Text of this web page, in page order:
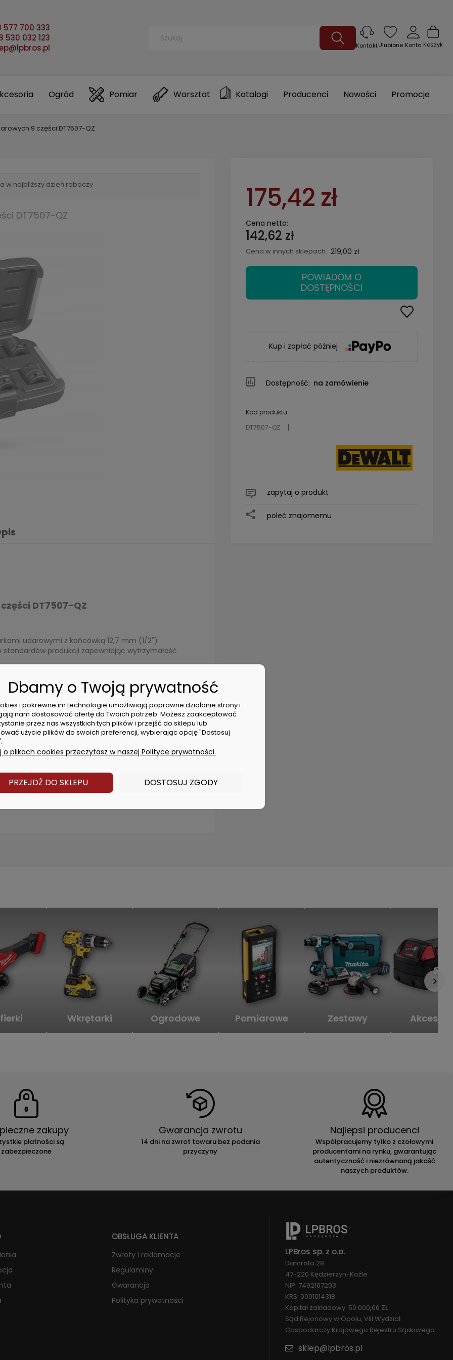
577 700 333
530 032 123
Koszyk
Konto
Ulubione
Kontakt
Ogród Pomiar Warsztat Katalogi Producenci Nowości Promocje
9 części DT7507-QZ
w najbliższy dzień roboczy
DT7507-QZ
DT7507-QZ
udarowymi z końcówką 12,7 mm (1/2")
produkcji zapewniając wytrzymałość
i trwałe, co gwarantuje wydłużoną żywotność, nawet
IS02725-1 i IS02725-2.
jest zabezpieczone przed ścieraniem, co
z Twoją wkrętarką, jak również 1/4” także
akumulatorowych i sieciowych. Mogą
z uchwytem na koncowki wkrętarskie lub do
1/4'' - 1/2''
175,42 zł
Cena netto:
142,62 zł
Cena w innych sklepach: 219,00 zł
POWIADOM O
DOSTĘPNOŚCI
Kup i zapłać później
Dostępność: na zamówienie
Kod produktu:
DT7507-QZ
zapytaj o produkt
poleć znajomemu
Wkrętarki Ogrodowe Pomiarowe Zestawy
zakupy
płatności są
zabezpieczone
Gwarancja zwrotu
14 dni na zwrot towaru bez podania
przyczyny
Najlepsi producenci
Współpracujemy tylko z czołowymi
producentami na rynku, gwarantując
autentyczność i niezrównaną jakość
naszych produktów.
OBSŁUGA KLIENTA
Zwroty i reklamacje
Regulaminy
Gwarancja
Polityka prywatności
LPBros sp. z o.o.
Damrota 28
47-220 Kędzierzyn-Koźle
NIP: 7492107203
KRS: 0001014318
Kapitał zakładowy: 50 000,00 ZŁ
Sąd Rejonowy w Opolu, VIII Wydział
Gospodarczy Krajowego Rejestru Sądowego
sklep@lpbros.pl
Dbamy o Twoją prywatność
i pokrewne im technologie umożliwiają poprawne działanie strony i
nam dostosować ofertę do Twoich potrzeb. Możesz zaakceptować
przez nas wszystkich tych plików i przejść do sklepu lub
użycie plików do swoich preferencji, wybierając opcję "Dostosuj
o plikach cookies przeczytasz w naszej Polityce prywatności.
PRZEJDŹ DO SKLEPU DOSTOSUJ ZGODY